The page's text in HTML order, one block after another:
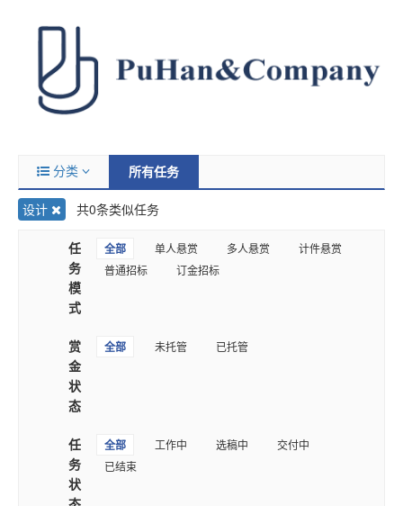
分类 所有任务
设计 共0条类似任务
任
务
模
式
全部 单人悬赏 多人悬赏
计件悬赏
普通招标
订金招标
赏
金
状
态
全部 未托管 已托管
任
务
状
全部 工作中 选稿中
交付中
已结束